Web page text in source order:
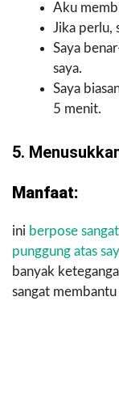
Aku
Jika perlu,
Saya
saya.
Saya
5 menit.
5.
Manfaat:
ini berpose
punggung atas
banyak
sangat